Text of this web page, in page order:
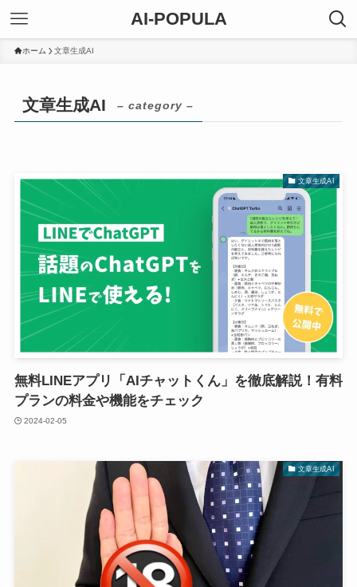
AI-POPULA
ホーム 文章生成AI
文章生成AI – category –
文章生成AI
無料LINEアプリ「AIチャットくん」を徹底解説！有料
プランの料金や機能をチェック
2024-02-05
文章生成AI